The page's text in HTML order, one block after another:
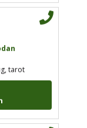
tarot
tarot